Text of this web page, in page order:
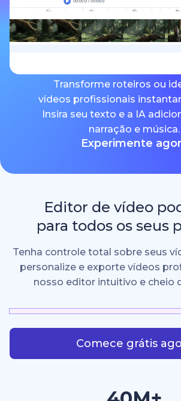
Transforme roteiros ou
vídeos profissionais
Insira seu texto e a IA
narração e música.
Experimente
Editor de vídeo
para todos os seus
Tenha controle total sobre seus
personalize e exporte vídeos
nosso editor intuitivo e cheio
Comece grátis